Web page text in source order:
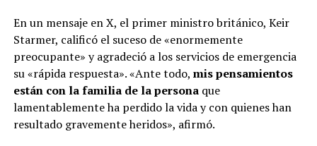
En un mensaje en X, el primer ministro británico, Keir
Starmer, calificó el suceso de «enormemente
preocupante» y agradeció a los servicios de emergencia
su «rápida respuesta». «Ante todo, mis pensamientos
están con la familia de la personaque
lamentablemente ha perdido la vida y con quienes han
resultado gravemente heridos», afirmó.